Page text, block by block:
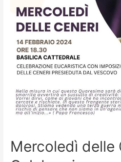
Mercoledì delle